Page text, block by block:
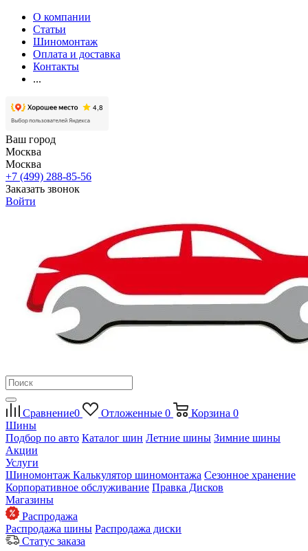
О компании
Статьи
Шиномонтаж
Оплата и доставка
Контакты
...
Ваш город
Москва
Москва
+7 (499) 288-85-56
Заказать звонок
Войти
Сравнение0 Отложенные 0 Корзина 0
Шины
Подбор по авто Каталог шин Летние шины Зимние шины
Акции
Услуги
Шиномонтаж Калькулятор шиномонтажа Сезонное хранение
Корпоративное обслуживание Правка Дисков
Магазины
Распродажа
Распродажа шины Распродажа диски
Статус заказа